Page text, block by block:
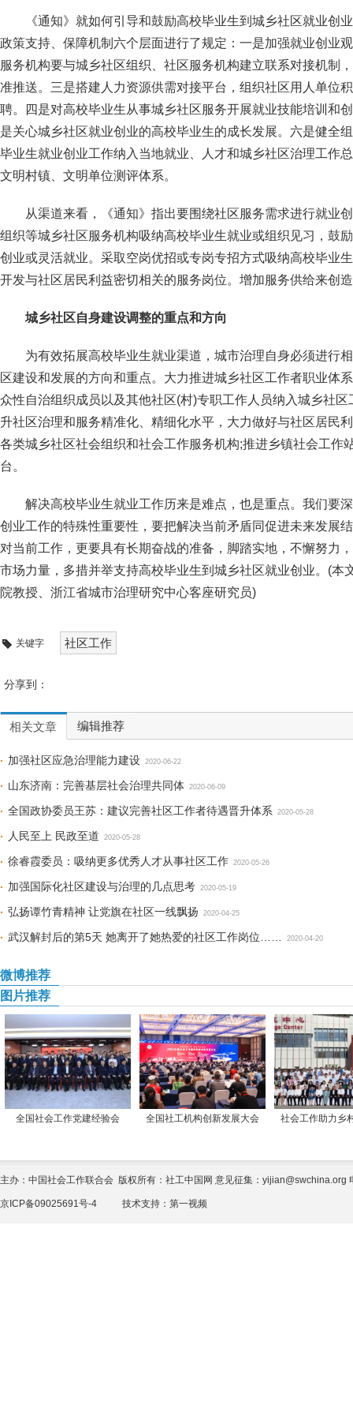
《通知》就如何引导和鼓励高校毕业生到城乡社区就业创
政策支持、保障机制六个层面进行了规定：一是加强就业创业
服务机构要与城乡社区组织、社区服务机构建立联系对接机制
准推送。三是搭建人力资源供需对接平台，组织社区用人单位
聘。四是对高校毕业生从事城乡社区服务开展就业技能培训和
是关心城乡社区就业创业的高校毕业生的成长发展。六是健全
毕业生就业创业工作纳入当地就业、人才和城乡社区治理工作
文明村镇、文明单位测评体系。
从渠道来看，《通知》指出要围绕社区服务需求进行就业
组织等城乡社区服务机构吸纳高校毕业生就业或组织见习，鼓
创业或灵活就业。采取空岗优招或专岗专招方式吸纳高校毕业
开发与社区居民利益密切相关的服务岗位。增加服务供给来创
城乡社区自身建设调整的重点和方向
为有效拓展高校毕业生就业渠道，城市治理自身必须进行
区建设和发展的方向和重点。大力推进城乡社区工作者职业体
众性自治组织成员以及其他社区(村)专职工作人员纳入城乡社
升社区治理和服务精准化、精细化水平，大力做好与社区居民
各类城乡社区社会组织和社会工作服务机构;推进乡镇社会工作
台。
解决高校毕业生就业工作历来是难点，也是重点。我们要
创业工作的特殊性重要性，要把解决当前矛盾同促进未来发展
对当前工作，更要具有长期奋战的准备，脚踏实地，不懈努力
市场力量，多措并举支持高校毕业生到城乡社区就业创业。(本
院教授、浙江省城市治理研究中心客座研究员)
关键字 社区工作
分享到：
相关文章 编辑推荐
加强社区应急治理能力建设 2020-06-22
山东济南：完善基层社会治理共同体 2020-06-09
全国政协委员王苏：建议完善社区工作者待遇晋升体系 2020-05-28
人民至上 民政至道 2020-05-28
徐睿霞委员：吸纳更多优秀人才从事社区工作 2020-05-26
加强国际化社区建设与治理的几点思考 2020-05-19
弘扬谭竹青精神 让党旗在社区一线飘扬 2020-04-25
武汉解封后的第5天 她离开了她热爱的社区工作岗位…… 2020-04-20
微博推荐
图片推荐
全国社会工作党建经验会 全国社工机构创新发展大会 社会工作助力乡
主办：中国社会工作联合会 版权所有：社工中国网 意见征集：yijian@swchina.org
京ICP备09025691号-4 技术支持： 第一视频